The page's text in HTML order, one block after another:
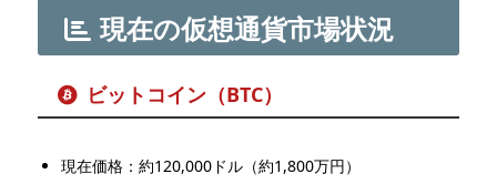
現在の仮想通貨市場状況
ビットコイン（BTC）
現在価格：約120,000ドル（約1,800万円）